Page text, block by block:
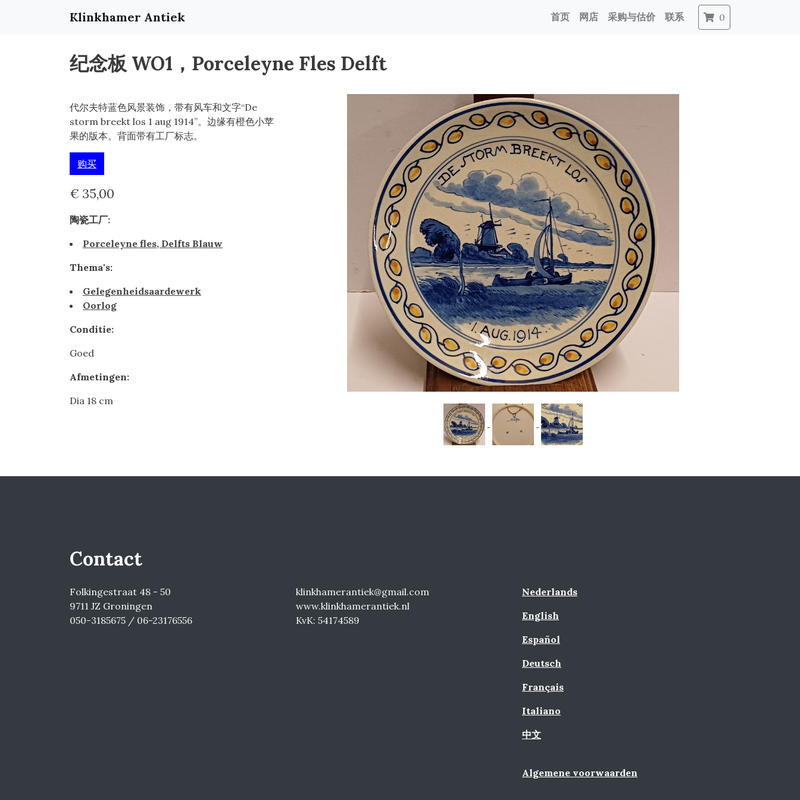
Klinkhamer Antiek 首页 网店 采购与估价 联系 0
纪念板 WO1，Porceleyne Fles Delft
代尔夫特蓝色风景装饰，带有风车和文字“De
storm breekt los 1 aug 1914”。边缘有橙色小苹
果的版本。背面带有工厂标志。
购买
€ 35,00
陶瓷工厂:
Porceleyne fles, Delfts Blauw
Thema's:
Gelegenheidsaardewerk
Oorlog
Conditie:
Goed
Afmetingen:
Dia 18 cm
Contact
Folkingestraat 48 - 50
9711 JZ Groningen
050-3185675 / 06-23176556
klinkhamerantiek@gmail.com
www.klinkhamerantiek.nl
KvK: 54174589
Nederlands
English
Español
Deutsch
Français
Italiano
中文
Algemene voorwaarden